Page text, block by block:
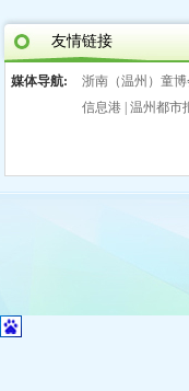
友情链接
媒体导航: 浙南（温州）童
信息港 温州都市